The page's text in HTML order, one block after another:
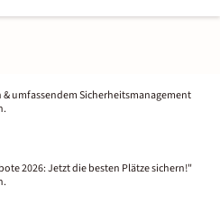
umfassendem Sicherheitsmanagement
2026: Jetzt die besten Plätze sichern!"